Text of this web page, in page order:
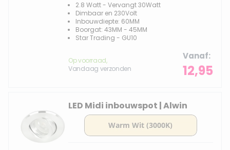
2.8 Watt - Vervangt 30Watt
Dimbaar en 230Volt
Inbouwdiepte: 60MM
Boorgat: 43MM - 45MM
Star Trading - GU10
Op voorraad,
Vandaag verzonden
Vanaf
12,95
LED Midi inbouwspot | Alwin